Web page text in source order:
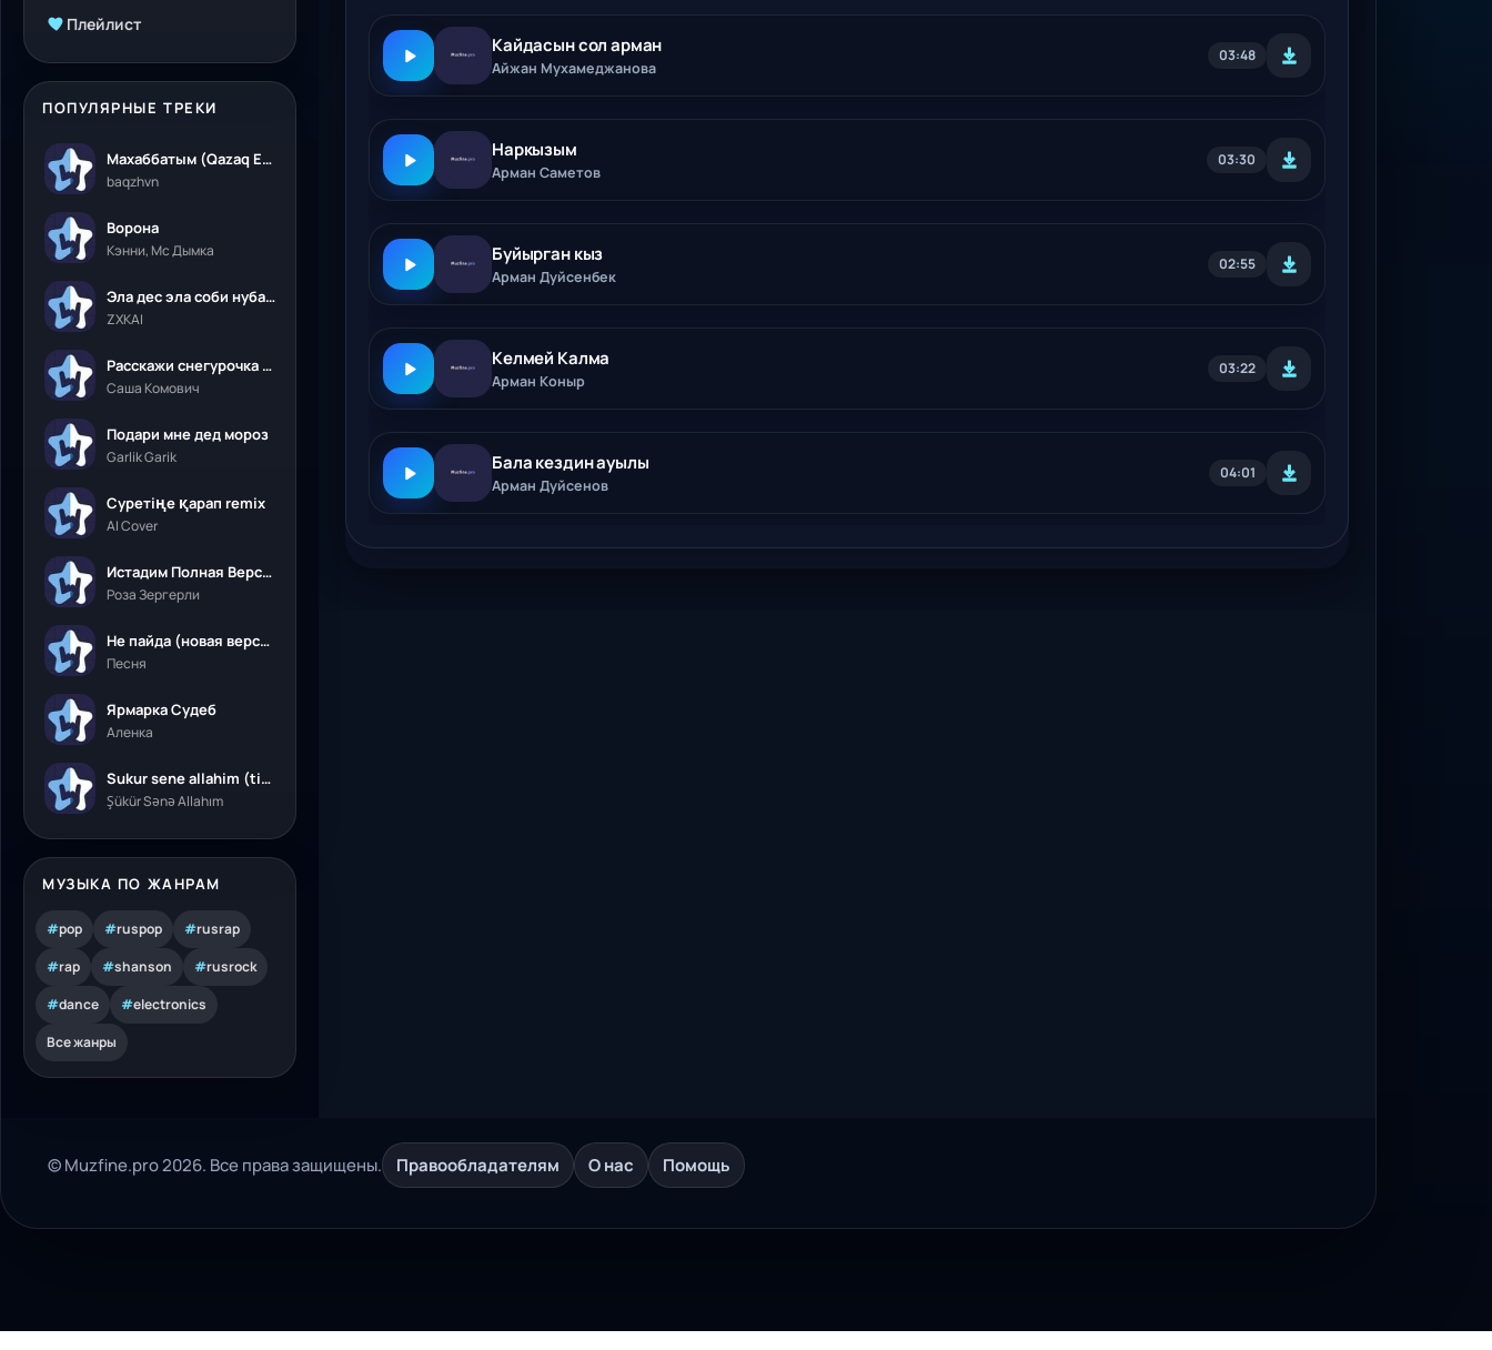
Плейлист
ПОПУЛЯРНЫЕ ТРЕКИ
Махаббатым (Qazaq Edition)
baqzhvn
Ворона
Кэнни, Мс Дымка
Эла дес эла соби нубалеприсон
ZXKAI
Расскажи снегурочка где была
Саша Комович
Подари мне дед мороз
Garlik Garik
Суретіңе қарап remix
AI Cover
Истадим Полная Версия
Роза Зергерли
Не пайда (новая версия)
Песня
Ярмарка Судеб
Аленка
Sukur sene allahim (tik tok)
Şükür Sənə Allahım
МУЗЫКА ПО ЖАНРАМ
#pop #ruspop #rusrap
#rap #shanson #rusrock
#dance #electronics
Все жанры
Кайдасын сол арман
Айжан Мухамеджанова
03:48
Наркызым
Арман Саметов
03:30
Буйырган кыз
Арман Дуйсенбек
02:55
Келмей Калма
Арман Коныр
03:22
Бала кездин ауылы
Арман Дуйсенов
04:01
© Muzfine.pro 2026. Все права защищены. Правообладателям О нас Помощь